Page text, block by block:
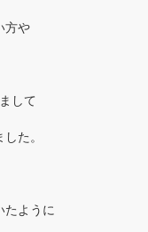
方や
して
た。
たように